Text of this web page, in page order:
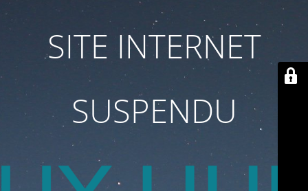
SITE INTERNET
SUSPENDU